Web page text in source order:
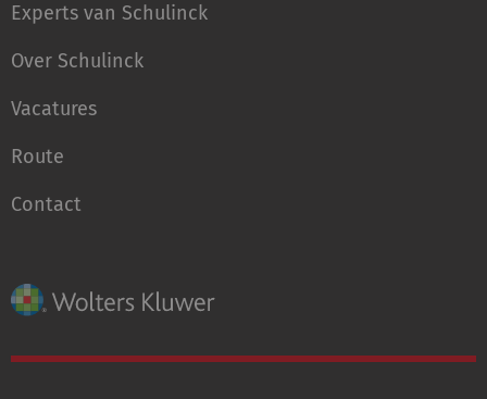
Experts van Schulinck
Over Schulinck
Vacatures
Route
Contact